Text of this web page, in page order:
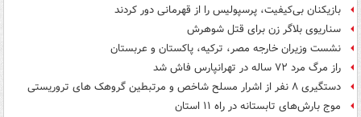
بازیکنان بی‌کیفیت، پرسپولیس را از قهرمانی دور کردند
سناریوی بلاگر زن برای قتل شوهرش
نشست وزیران خارجه مصر، ترکیه، پاکستان و عربستان
راز مرگ مرد ۷۲ ساله در تهرانپارس فاش شد
دستگیری ۸ نفر از اشرار مسلح شاخص و مرتبطین گروهک های تروریستی
موج بارش‌های تابستانه در راه ۱۱ استان